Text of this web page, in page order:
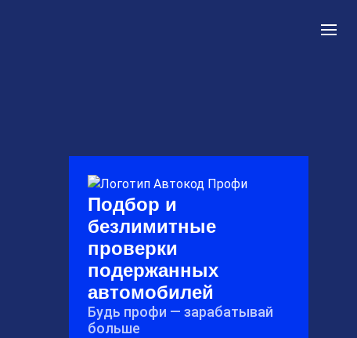
Подбор и
безлимитные
проверки
подержанных
автомобилей
Будь профи — зарабатывай
больше